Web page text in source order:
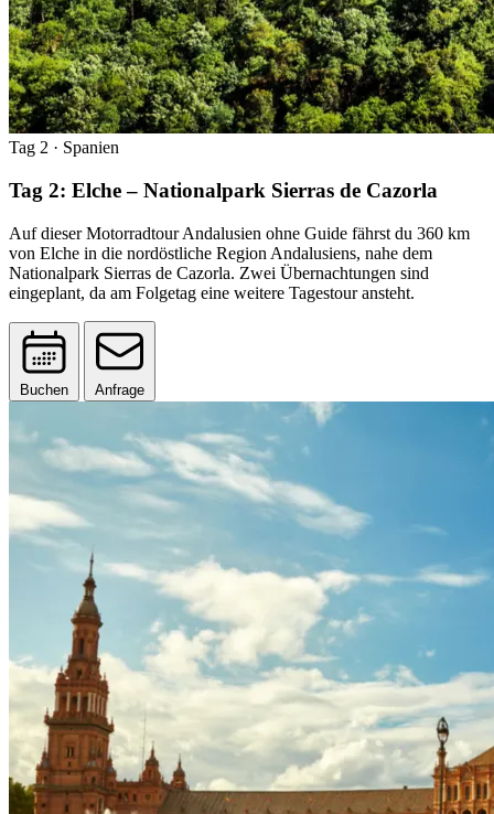
Tag 2 · Spanien
Tag 2: Elche – Nationalpark Sierras de Cazorla
Auf dieser Motorradtour Andalusien ohne Guide fährst du 360 km
von Elche in die nordöstliche Region Andalusiens, nahe dem
Nationalpark Sierras de Cazorla. Zwei Übernachtungen sind
eingeplant, da am Folgetag eine weitere Tagestour ansteht.
Buchen Anfrage